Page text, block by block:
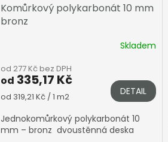
Komůrkový polykarbonát 10 mm
bronz
Skladem
od 277 Kč bez DPH
od 335,17 Kč
Měrná
od 319,21 Kč / 1 m2 DETAIL
Jednokomůrkový polykarbonát 10
mm – bronz dvoustěnná deska